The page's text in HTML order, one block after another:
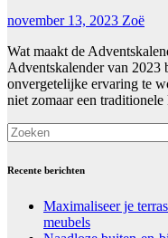
november 13, 2023 Zoë
Wat maakt de
Adventskalender van 2023
onvergetelijke ervaring te
niet zomaar een
Recente berichten
Maximaliseer je
meubels